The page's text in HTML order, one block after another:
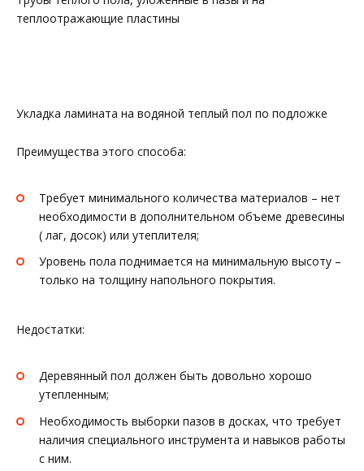
теплоотражающие пластины
Укладка ламината на водяной теплый пол по подложке
Преимущества этого способа:
Требует минимального количества материалов – нет
необходимости в дополнительном объеме древесины
( лаг, досок) или утеплителя;
Уровень пола поднимается на минимальную высоту –
только на толщину напольного покрытия.
Недостатки:
Деревянный пол должен быть довольно хорошо
утепленным;
Необходимость выборки пазов в досках, что требует
наличия специального инструмента и навыков работы
с ним.